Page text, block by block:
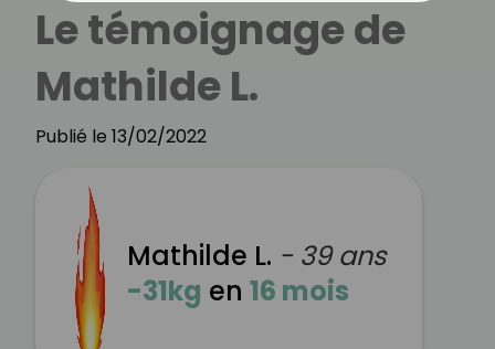
Le témoignage de
Mathilde L.
Publié le 13/02/2022
Mathilde L. - 39 ans
-31kg en 16 mois